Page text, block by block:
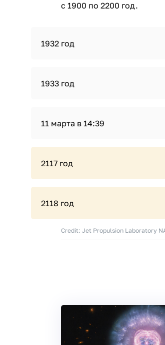
с 1900 по 2200 год.
1932 год
1933 год
11 марта в 14:39
2117 год
2118 год
Credit: Jet Propulsion Laboratory